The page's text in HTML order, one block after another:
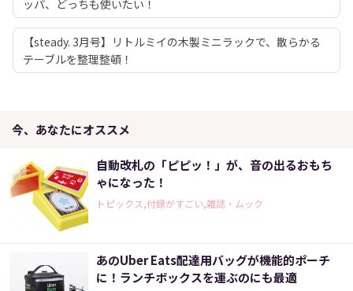
ッパ、どっちも使いたい！
【steady. 3月号】リトルミイの木製ミニラックで、散らかる
テーブルを整理整頓！
今、あなたにオススメ
自動改札の「ピピッ！」が、音の出るおもち
ゃになった！
トピックス,付録がすごい,雑誌・ムック
あのUber Eats配達用バッグが機能的ポーチ
に！ランチボックスを運ぶのにも最適